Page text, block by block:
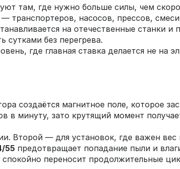
там, где нужно больше силы, чем
транспортеров, насосов, прессов,
на отечественные станки
сутками без перегрева.
где главная ставка делается не на
создаётся магнитное поле, которое
в минуту, зато крутящий момент
Второй — для установок, где важен вес
55 предотвращает попадание пыли и
переносит продолжительные